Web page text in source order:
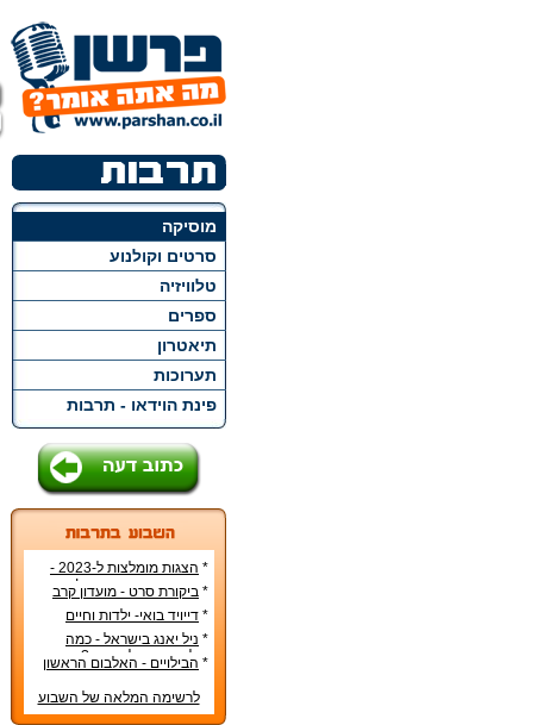
מוסיקה
סרטים וקולנוע
טלוויזיה
ספרים
תיאטרון
תערוכות
פינת הוידאו - תרבות
*
הצגות מומלצות ל-2023 -
הרשימה הטובה ביותר!
* ביקורת סרט - מועדון קרב
* דייויד בואי- ילדות וחיים
אישיים
* ניל יאנג בישראל - כמה
עולה כרטיס להופעה?
* הבילויים - האלבום הראשון
לרשימה המלאה של השבוע